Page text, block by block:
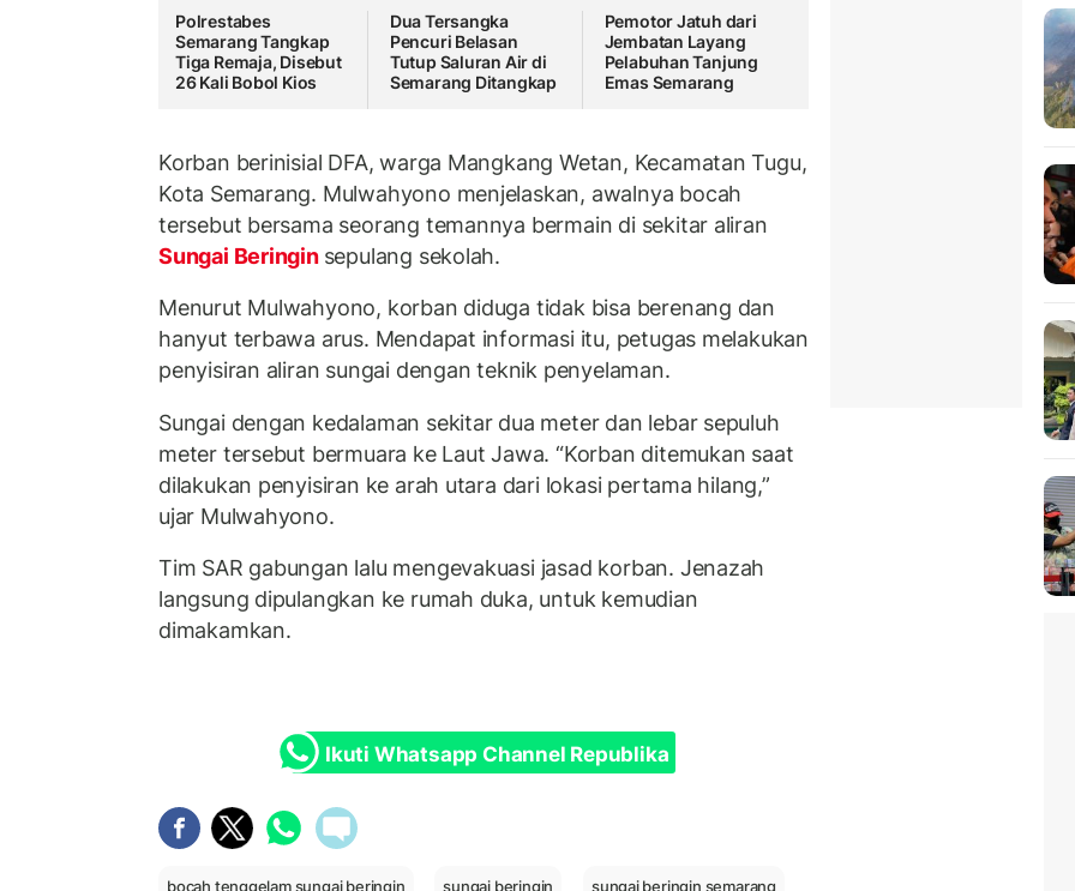
Polrestabes
Semarang Tangkap
Tiga Remaja, Disebut
26 Kali Bobol Kios
Dua Tersangka
Pencuri Belasan
Tutup Saluran Air di
Semarang Ditangkap
Pemotor Jatuh dari
Jembatan Layang
Pelabuhan Tanjung
Emas Semarang
Korban berinisial DFA, warga Mangkang Wetan, Kecamatan Tugu,
Kota Semarang. Mulwahyono menjelaskan, awalnya bocah
tersebut bersama seorang temannya bermain di sekitar aliran
Sungai Beringin sepulang sekolah.
Menurut Mulwahyono, korban diduga tidak bisa berenang dan
hanyut terbawa arus. Mendapat informasi itu, petugas melakukan
penyisiran aliran sungai dengan teknik penyelaman.
Sungai dengan kedalaman sekitar dua meter dan lebar sepuluh
meter tersebut bermuara ke Laut Jawa. “Korban ditemukan saat
dilakukan penyisiran ke arah utara dari lokasi pertama hilang,”
ujar Mulwahyono.
Tim SAR gabungan lalu mengevakuasi jasad korban. Jenazah
langsung dipulangkan ke rumah duka, untuk kemudian
dimakamkan.
Ikuti Whatsapp Channel Republika
bocah tenggelam sungai beringin sungai beringin sungai beringin semarang